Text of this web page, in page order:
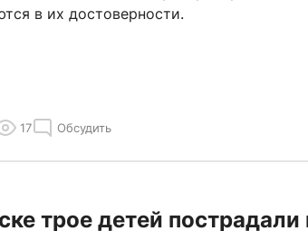
в их достоверности.
17 Обсудить
трое детей пострадали